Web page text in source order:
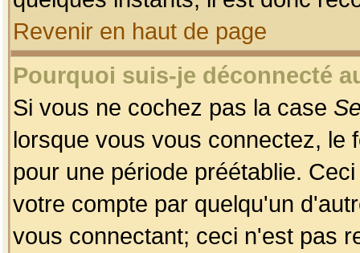
Revenir en haut de page
Pourquoi suis-je déconnecté
Si vous ne cochez pas la case
lorsque vous vous connectez, le
pour une période préétablie.
votre compte par quelqu'un
vous connectant; ceci n'est pas